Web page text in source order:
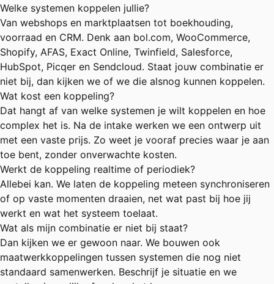
Welke systemen koppelen jullie?
Van webshops en marktplaatsen tot boekhouding,
voorraad en CRM. Denk aan bol.com, WooCommerce,
Shopify, AFAS, Exact Online, Twinfield, Salesforce,
HubSpot, Picqer en Sendcloud. Staat jouw combinatie er
niet bij, dan kijken we of we die alsnog kunnen koppelen.
Wat kost een koppeling?
Dat hangt af van welke systemen je wilt koppelen en hoe
complex het is. Na de intake werken we een ontwerp uit
met een vaste prijs. Zo weet je vooraf precies waar je aan
toe bent, zonder onverwachte kosten.
Werkt de koppeling realtime of periodiek?
Allebei kan. We laten de koppeling meteen synchroniseren
of op vaste momenten draaien, net wat past bij hoe jij
werkt en wat het systeem toelaat.
Wat als mijn combinatie er niet bij staat?
Dan kijken we er gewoon naar. We bouwen ook
maatwerkkoppelingen tussen systemen die nog niet
standaard samenwerken. Beschrijf je situatie en we